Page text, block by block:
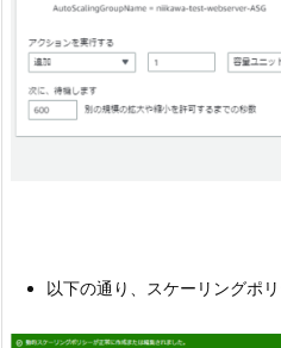
以下の通り、スケーリングポ